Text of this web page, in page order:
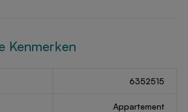
Kenmerken
6352515
Appartement